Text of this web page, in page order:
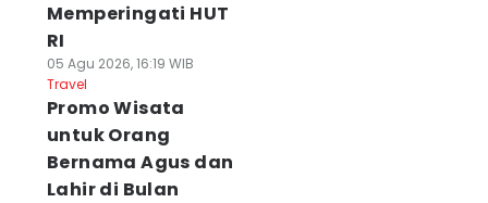
Memperingati HUT
RI
05 Agu 2026, 16:19 WIB
Travel
Promo Wisata
untuk Orang
Bernama Agus dan
Lahir di Bulan